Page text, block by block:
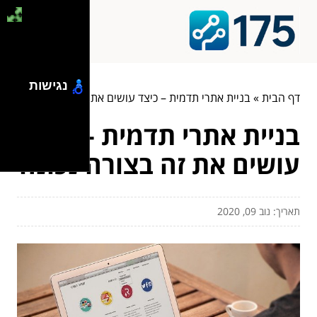
דף הבית»בניית אתרי תדמית – כיצד עושים את זה בצורה נכונה
בניית אתרי תדמית – כיצד
עושים את זה בצורה נכונה
תאריך: נוב 09, 2020
נגישות